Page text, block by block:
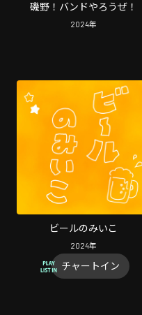
磯野！バンドやろうぜ！
2024年
ビールのみいこ
2024年
チャートイン